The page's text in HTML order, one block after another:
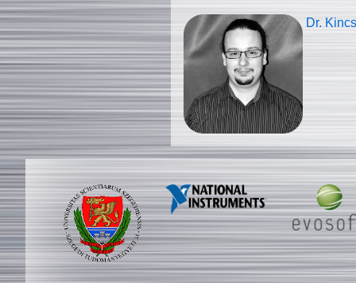
Dr.